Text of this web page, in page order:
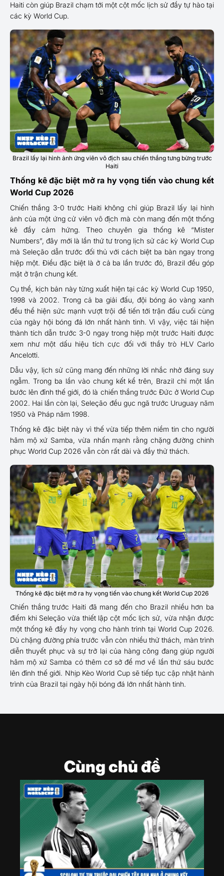
Haiti còn giúp Brazil chạm tới một cột mốc lịch sử đầy tự hào tại
các kỳ World Cup.
Brazil lấy lại hình ảnh ứng viên vô địch sau chiến thắng tưng bừng trước
Haiti
Thống kê đặc biệt mở ra hy vọng tiến vào chung kết
World Cup 2026
Chiến thắng 3-0 trước Haiti không chỉ giúp Brazil lấy lại hình
ảnh của một ứng cử viên vô địch mà còn mang đến một thống
kê đầy cảm hứng. Theo chuyên gia thống kê “Mister
Numbers”, đây mới là lần thứ tư trong lịch sử các kỳ World Cup
mà Seleção dẫn trước đối thủ với cách biệt ba bàn ngay trong
hiệp một. Điều đặc biệt là ở cả ba lần trước đó, Brazil đều góp
mặt ở trận chung kết.
Cụ thể, kịch bản này từng xuất hiện tại các kỳ World Cup 1950,
1998 và 2002. Trong cả ba giải đấu, đội bóng áo vàng xanh
đều thể hiện sức mạnh vượt trội để tiến tới trận đấu cuối cùng
của ngày hội bóng đá lớn nhất hành tinh. Vì vậy, việc tái hiện
thành tích dẫn trước 3-0 ngay trong hiệp một trước Haiti được
xem như một dấu hiệu tích cực đối với thầy trò HLV Carlo
Ancelotti.
Dẫu vậy, lịch sử cũng mang đến những lời nhắc nhở đáng suy
ngẫm. Trong ba lần vào chung kết kể trên, Brazil chỉ một lần
bước lên đỉnh thế giới, đó là chiến thắng trước Đức ở World Cup
2002. Hai lần còn lại, Seleção đều gục ngã trước Uruguay năm
1950 và Pháp năm 1998.
Thống kê đặc biệt này vì thế vừa tiếp thêm niềm tin cho người
hâm mộ xứ Samba, vừa nhấn mạnh rằng chặng đường chinh
phục World Cup 2026 vẫn còn rất dài và đầy thử thách.
Thống kê đặc biệt mở ra hy vọng tiến vào chung kết World Cup 2026
Chiến thắng trước Haiti đã mang đến cho Brazil nhiều hơn ba
điểm khi Seleção vừa thiết lập cột mốc lịch sử, vừa nhận được
một thống kê đầy hy vọng cho hành trình tại World Cup 2026.
Dù chặng đường phía trước vẫn còn nhiều thử thách, màn trình
diễn thuyết phục và sự trở lại của hàng công đang giúp người
hâm mộ xứ Samba có thêm cơ sở để mơ về lần thứ sáu bước
lên đỉnh thế giới. Nhịp Kèo World Cup sẽ tiếp tục cập nhật hành
trình của Brazil tại ngày hội bóng đá lớn nhất hành tinh.
Cùng chủ đề